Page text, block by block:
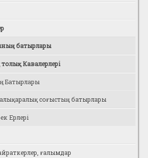
батырлары
Кавалерлері
Батырлары
соғыстың батырлары
Ерлері
ғалымдар